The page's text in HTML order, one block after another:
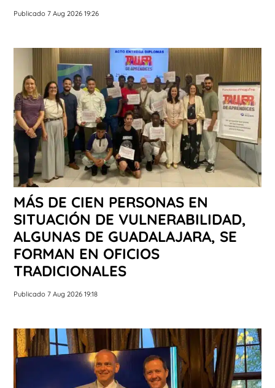
Publicado 7 Aug 2026 19:26
MÁS DE CIEN PERSONAS EN
SITUACIÓN DE VULNERABILIDAD,
ALGUNAS DE GUADALAJARA, SE
FORMAN EN OFICIOS
TRADICIONALES
Publicado 7 Aug 2026 19:18